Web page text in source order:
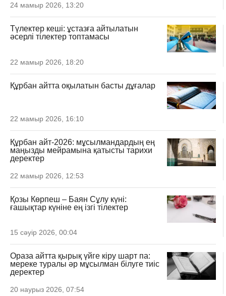
24 мамыр 2026, 13:20
Түлектер кеші: ұстазға айтылатын
әсерлі тілектер топтамасы
22 мамыр 2026, 18:20
Құрбан айтта оқылатын басты дұғалар
22 мамыр 2026, 16:10
Құрбан айт-2026: мұсылмандардың ең
маңызды мейрамына қатысты тарихи
деректер
22 мамыр 2026, 12:53
Қозы Көрпеш – Баян Сұлу күні:
ғашықтар күніне ең ізгі тілектер
15 сәуір 2026, 00:04
Ораза айтта қырық үйге кіру шарт па:
мереке туралы әр мұсылман білуге тиіс
деректер
20 наурыз 2026, 07:54